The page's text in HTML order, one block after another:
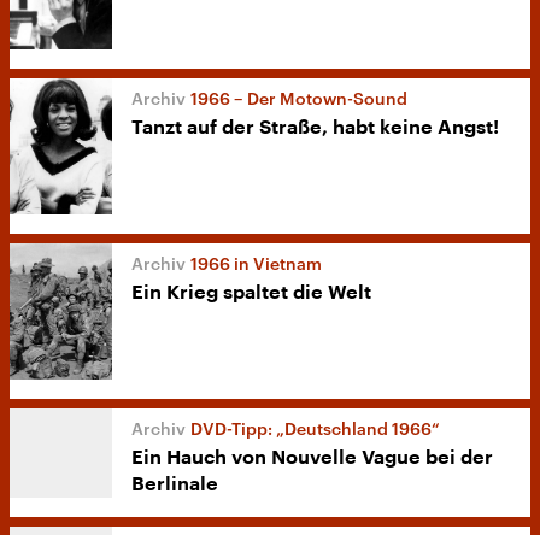
1966 – Der Motown-Sound
Tanzt auf der Straße, habt keine Angst!
1966 in Vietnam
Ein Krieg spaltet die Welt
DVD-Tipp: „Deutschland 1966“
Ein Hauch von Nouvelle Vague bei der
Berlinale